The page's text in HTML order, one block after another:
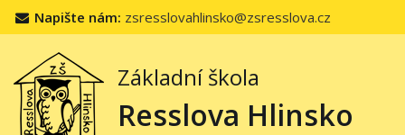
Napište nám: zsresslovahlinsko@zsresslova.cz
Základní škola
Resslova Hlinsko